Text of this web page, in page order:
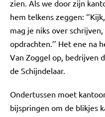
zien. Als we door zijn
hem telkens zeggen:
mag je niks over
opdrachten.’’ Het ene na
Van Zoggel op, bedrijven
de Schijndelaar.
Ondertussen moet
bijspringen om de blikjes